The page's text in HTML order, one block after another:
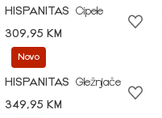
HISPANITAS
Cipele
309,95 KM
Novo
HISPANITAS
Gležnjače
349,95 KM